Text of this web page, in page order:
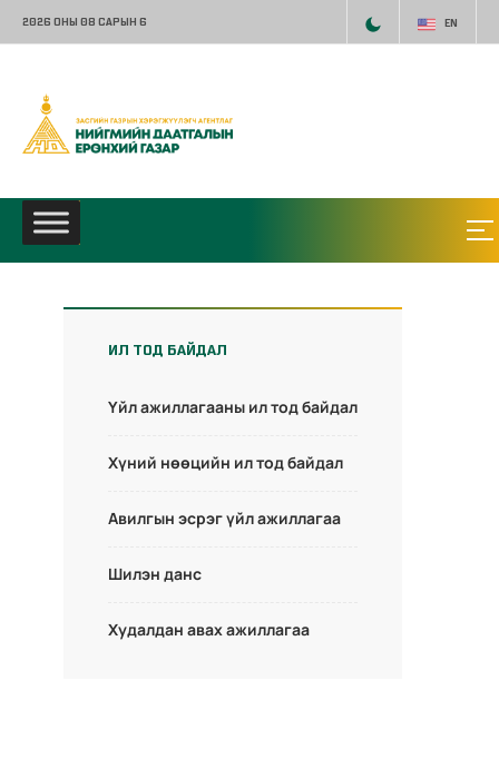
2026 ОНЫ 08 САРЫН 6 EN
ИЛ ТОД БАЙДАЛ
Үйл ажиллагааны ил тод байдал
Хүний нөөцийн ил тод байдал
Авилгын эсрэг үйл ажиллагаа
Шилэн данс
Худалдан авах ажиллагаа